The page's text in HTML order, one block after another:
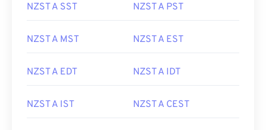
NZST A SST NZST A PST
NZST A MST NZST A EST
NZST A EDT NZST A IDT
NZST A IST NZST A CEST